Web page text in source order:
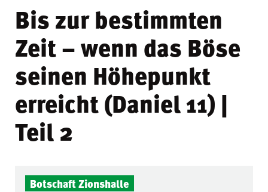
Bis zur bestimmten
Zeit – wenn das Böse
seinen Höhepunkt
erreicht (Daniel 11) |
Teil 2
Botschaft Zionshalle